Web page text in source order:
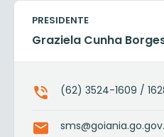
PRESIDENTE
Graziela Cunha
(62) 3524-1609 /